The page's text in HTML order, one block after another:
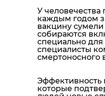
У
каждым годом
вакцину
собираются
специально
специалисты
смертоносного
которые